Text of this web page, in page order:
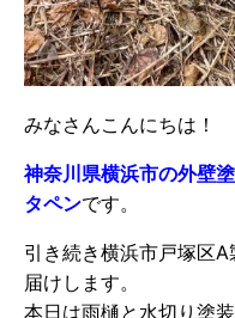
みなさんこんにちは！
神奈川県横浜市の外壁
タペンです。
引き続き横浜市戸塚区
届けします。
本日は雨樋と水切り塗